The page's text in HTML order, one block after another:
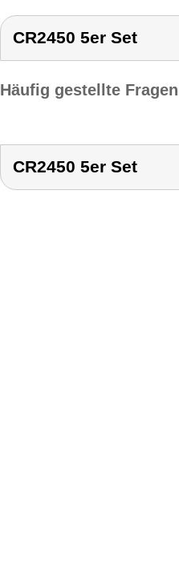
CR2450 5er Set
Häufig gestellte
CR2450 5er Set